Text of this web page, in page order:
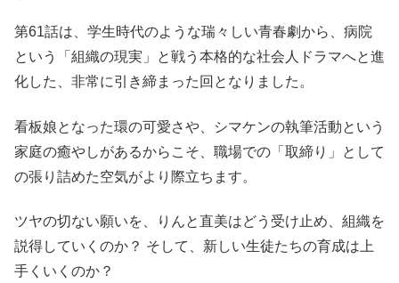
第61話は、学生時代のような瑞々しい青春劇から、病院
という「組織の現実」と戦う本格的な社会人ドラマへと進
化した、非常に引き締まった回となりました 。
看板娘となった環の可愛さや、シマケンの執筆活動という
家庭の癒やしがあるからこそ、職場での「取締り」として
の張り詰めた空気がより際立ちます。
ツヤの切ない願いを、りんと直美はどう受け止め、組織を
説得していくのか ？ そして、新しい生徒たちの育成は上
手くいくのか？